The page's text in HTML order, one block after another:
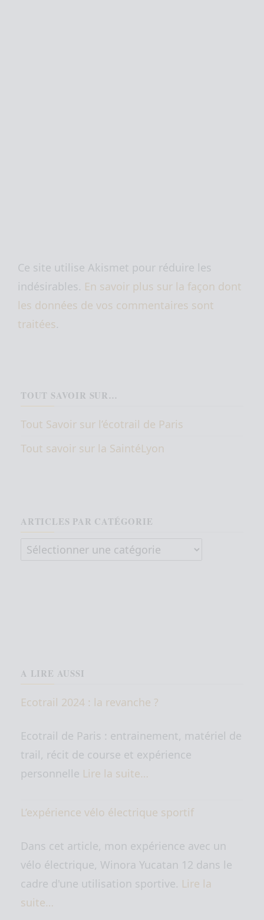
Ce site utilise Akismet pour réduire les
indésirables. En savoir plus sur la façon dont
les données de vos commentaires sont
traitées.
TOUT SAVOIR SUR…
Tout Savoir sur l’écotrail de Paris
Tout savoir sur la SaintéLyon
ARTICLES PAR CATÉGORIE
Articles par catégorie
A LIRE AUSSI
Ecotrail 2024 : la revanche ?
Ecotrail de Paris : entrainement, matériel de
trail, récit de course et expérience
personnelle Lire la suite…
L’expérience vélo électrique sportif
Dans cet article, mon expérience avec un
vélo électrique, Winora Yucatan 12 dans le
cadre d'une utilisation sportive. Lire la
suite…